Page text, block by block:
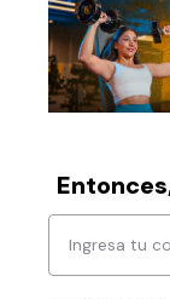
Ingresa tu